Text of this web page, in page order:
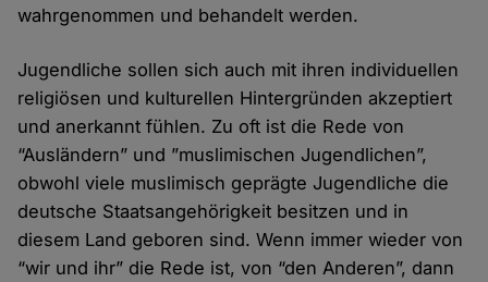
wahrgenommen und behandelt werden.
Jugendliche sollen sich auch mit ihren individuellen
religiösen und kulturellen Hintergründen akzeptiert
und anerkannt fühlen. Zu oft ist die Rede von
“Ausländern” und ”muslimischen Jugendlichen”,
obwohl viele muslimisch geprägte Jugendliche die
deutsche Staatsangehörigkeit besitzen und in
diesem Land geboren sind. Wenn immer wieder von
“wir und ihr” die Rede ist, von “den Anderen”, dann